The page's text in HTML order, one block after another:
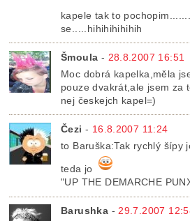
kapele tak to pochopim.......
se.....hihihihihihih
Šmoula - 28.8.2007 16:51
Moc dobrá kapelka,měla
pouze dvakrát,ale jsem za
nej českejch kapel=)
Čezi - 16.8.2007 11:24
to Baruška:Tak rychlý šípy
teda jo
"UP THE DEMARCHE
Barushka - 29.7.2007